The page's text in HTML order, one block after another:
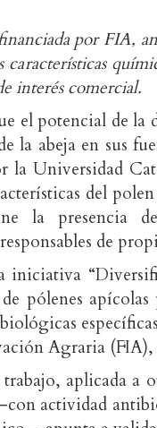
por FIA,
características
interés comercial.
el potencial de la
la abeja en sus
la Universidad
del
la presencia
de
iniciativa
pólenes
Agraria
trabajo, aplicada a
actividad